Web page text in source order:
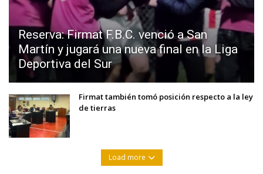
Reserva: Firmat F.B.C. venció a San
Martín y jugará una nueva final en la Liga
Deportiva del Sur
Firmat también tomó posición respecto a la ley
de tierras
Load more